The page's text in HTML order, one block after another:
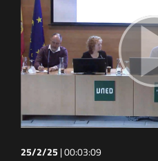
25/2/25 |00:03:09